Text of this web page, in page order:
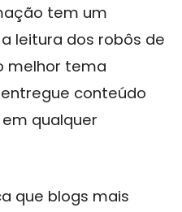
tem um
leitura dos robôs de
melhor tema
conteúdo
qualquer
que blogs mais